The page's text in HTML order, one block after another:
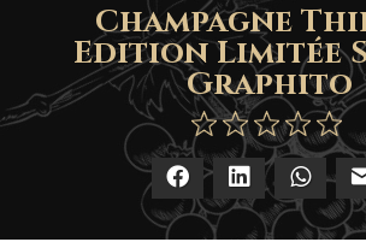
Champagne
Edition Limitée
Graphito
Facebook LinkedIn